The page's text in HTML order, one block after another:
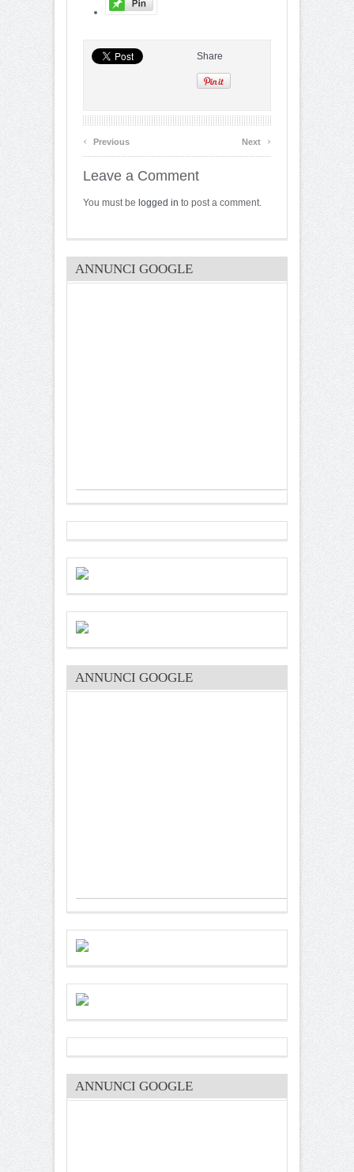
Share
‹ Previous Next ›
Leave a Comment
You must be logged in to post a comment.
ANNUNCI GOOGLE
ANNUNCI GOOGLE
ANNUNCI GOOGLE